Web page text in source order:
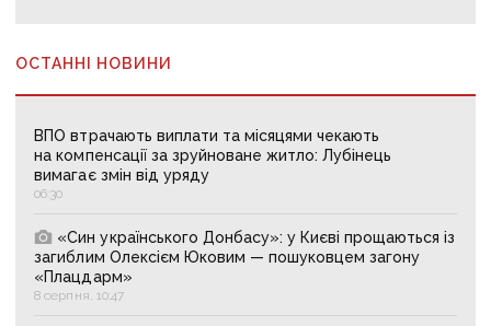
ОСТАННІ НОВИНИ
ВПО втрачають виплати та місяцями чекають
на компенсації за зруйноване житло: Лубінець
вимагає змін від уряду
06:30
«Син українського Донбасу»: у Києві прощаються із
загиблим Олексієм Юковим — пошуковцем загону
«Плацдарм»
8 серпня, 10:47